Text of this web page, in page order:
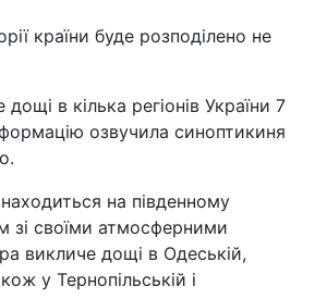
країни буде розподілено не
в кілька регіонів України 7
озвучила синоптикиня
на південному
зі своїми атмосферними
викличе дощі в Одеській,
у Тернопільській і